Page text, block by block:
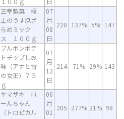
三幸製菓 極
上のうす焼ざ
らめミック
ス １００ｇ
07
月
08
日
220 137% 5% 147
ブルボンポテ
トチップしお
味（アナと雪
の女王）７５
ｇ
07
月
12
日
214 71% 29% 143
ヤマザキ ロ
ールちゃん
（トロピカル
06
月
01
205 277% 21% 98